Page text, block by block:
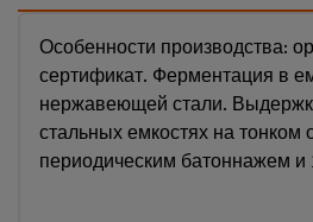
Особенности производства:
сертификат. Ферментация в
нержавеющей стали.
стальных емкостях на тонком
периодическим батоннажем и